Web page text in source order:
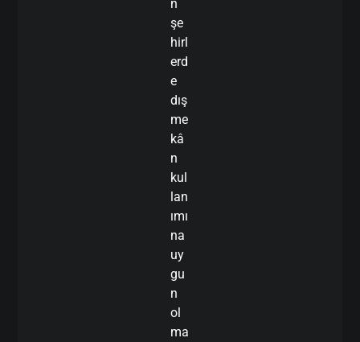
n
şe
hirl
erd
e
dış
me
kâ
n
kul
lan
ımı
na
uy
gu
n
ol
ma